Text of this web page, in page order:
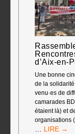
d’Aix-en-
Une bonne
de la
venu·es de
camarades
étaient là) et
organisations